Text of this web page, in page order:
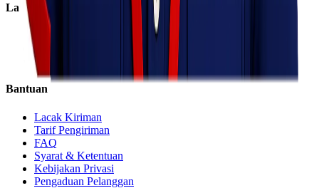
Layanan
Express
Regular
Eco
Bantuan
Lacak Kiriman
Tarif Pengiriman
FAQ
Syarat & Ketentuan
Kebijakan Privasi
Pengaduan Pelanggan